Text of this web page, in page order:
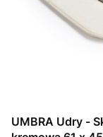
UMBRA Udry -